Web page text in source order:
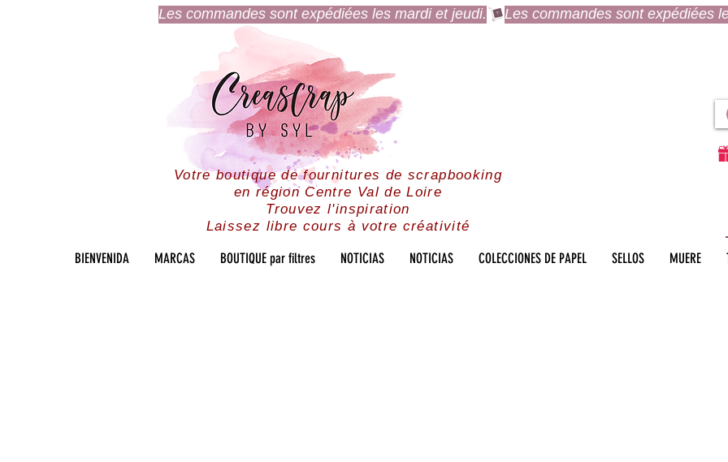
Les commandes sont expédiées les mardi et jeudi.
Votre boutique de fournitures de scrapbooking
en région Centre Val de Loire
Trouvez l'inspiration
Laissez libre cours à votre créativité
BIENVENIDA MARCAS BOUTIQUE par filtres NOTICIAS NOTICIAS COLECCIONES DE PAPEL SELLOS MUERE